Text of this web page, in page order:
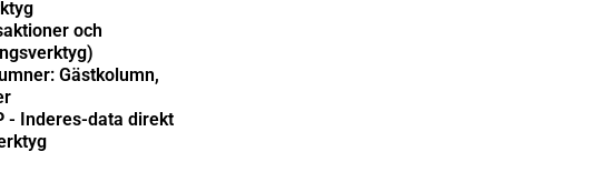
och
Gästkolumn,
- Inderes-data direkt